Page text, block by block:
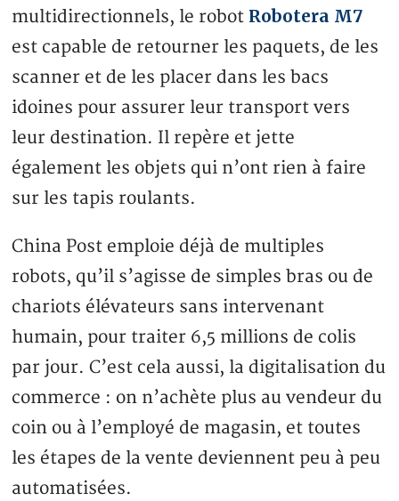
multidirectionnels, le robot Robotera M7
est capable de retourner les paquets, de les
scanner et de les placer dans les bacs
idoines pour assurer leur transport vers
leur destination. Il repère et jette
également les objets qui n’ont rien à faire
sur les tapis roulants.
China Post emploie déjà de multiples
robots, qu’il s’agisse de simples bras ou de
chariots élévateurs sans intervenant
humain, pour traiter 6,5 millions de colis
par jour. C’est cela aussi, la digitalisation du
commerce : on n’achète plus au vendeur du
coin ou à l’employé de magasin, et toutes
les étapes de la vente deviennent peu à peu
automatisées.